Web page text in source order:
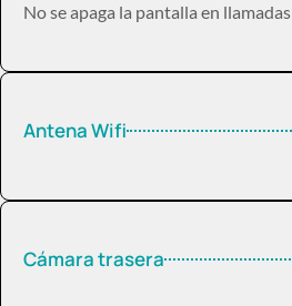
No se apaga la pantalla en llamadas
Antena Wifi
Cámara trasera